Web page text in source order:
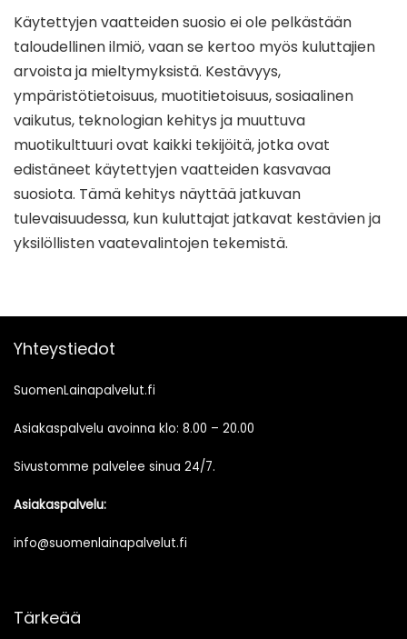
Käytettyjen vaatteiden suosio ei ole pelkästään
taloudellinen ilmiö, vaan se kertoo myös kuluttajien
arvoista ja mieltymyksistä. Kestävyys,
ympäristötietoisuus, muotitietoisuus, sosiaalinen
vaikutus, teknologian kehitys ja muuttuva
muotikulttuuri ovat kaikki tekijöitä, jotka ovat
edistäneet käytettyjen vaatteiden kasvavaa
suosiota. Tämä kehitys näyttää jatkuvan
tulevaisuudessa, kun kuluttajat jatkavat kestävien ja
yksilöllisten vaatevalintojen tekemistä.
Yhteystiedot
SuomenLainapalvelut.fi
Asiakaspalvelu avoinna klo: 8.00 – 20.00
Sivustomme palvelee sinua 24/7.
Asiakaspalvelu:
info@suomenlainapalvelut.fi
Tärkeää